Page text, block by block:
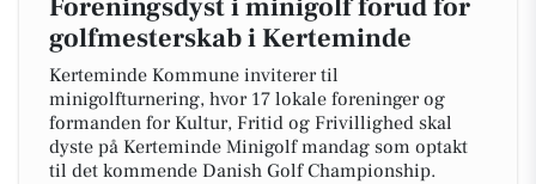
Foreningsdyst i minigolf forud for
golfmesterskab i Kerteminde
Kerteminde Kommune inviterer til
minigolfturnering, hvor 17 lokale foreninger og
formanden for Kultur, Fritid og Frivillighed skal
dyste på Kerteminde Minigolf mandag som optakt
til det kommende Danish Golf Championship.